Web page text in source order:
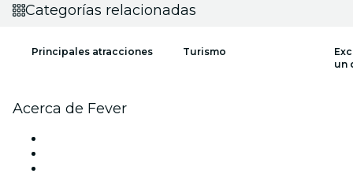
Categorías relacionadas
Principales atracciones Turismo
un
Acerca de Fever